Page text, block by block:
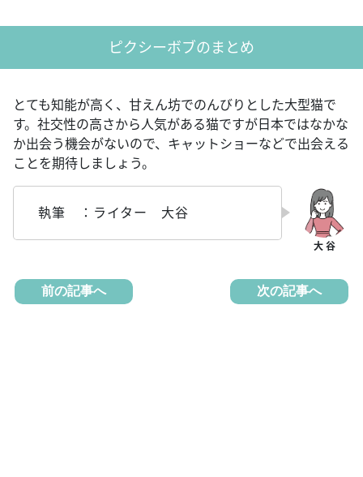
ピクシーボブのまとめ
とても知能が高く、甘えん坊でのんびりとした大型猫で
す。社交性の高さから人気がある猫ですが日本ではなかな
か出会う機会がないので、キャットショーなどで出会える
ことを期待しましょう。
執筆 ：ライター 大谷
前の記事へ 次の記事へ